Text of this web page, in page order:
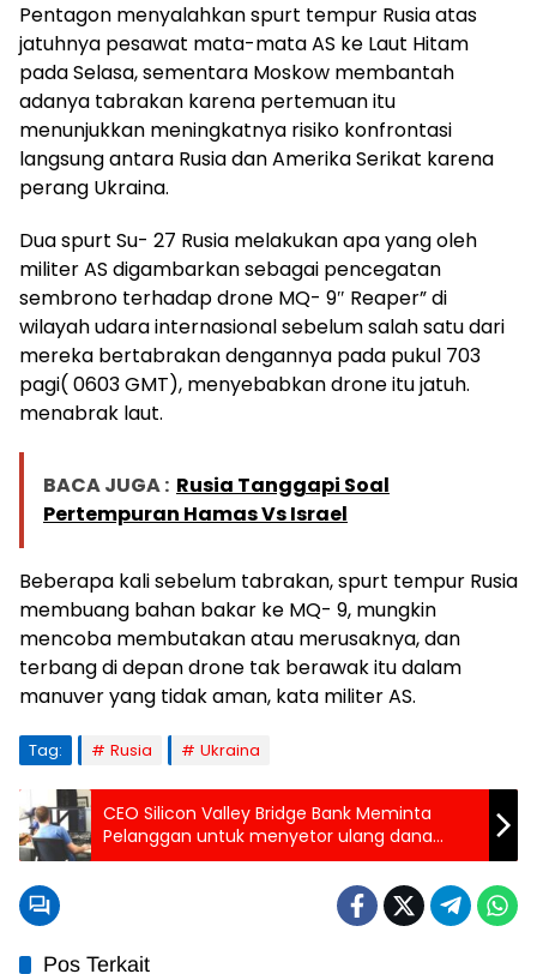
Pentagon menyalahkan spurt tempur Rusia atas
jatuhnya pesawat mata-mata AS ke Laut Hitam
pada Selasa, sementara Moskow membantah
adanya tabrakan karena pertemuan itu
menunjukkan meningkatnya risiko konfrontasi
langsung antara Rusia dan Amerika Serikat karena
perang Ukraina.
Dua spurt Su- 27 Rusia melakukan apa yang oleh
militer AS digambarkan sebagai pencegatan
sembrono terhadap drone MQ- 9″ Reaper” di
wilayah udara internasional sebelum salah satu dari
mereka bertabrakan dengannya pada pukul 703
pagi( 0603 GMT), menyebabkan drone itu jatuh.
menabrak laut.
BACA JUGA : Rusia Tanggapi Soal
Pertempuran Hamas Vs Israel
Beberapa kali sebelum tabrakan, spurt tempur Rusia
membuang bahan bakar ke MQ- 9, mungkin
mencoba membutakan atau merusaknya, dan
terbang di depan drone tak berawak itu dalam
manuver yang tidak aman, kata militer AS.
Tag: Rusia Ukraina
CEO Silicon Valley Bridge Bank Meminta
Pelanggan untuk menyetor ulang dana
Mereka
Pos Terkait